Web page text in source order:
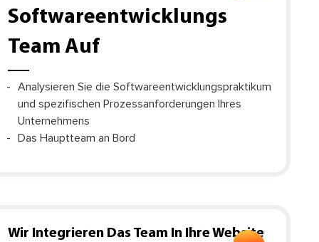
Softwareentwicklungs
Team Auf
Analysieren Sie die Softwareentwicklungspraktikum
und spezifischen Prozessanforderungen Ihres
Unternehmens
Das Hauptteam an Bord
Wir Integrieren Das Team In Ihre Website